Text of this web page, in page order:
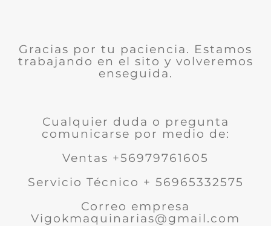
Gracias por tu paciencia. Estamos
trabajando en el sito y volveremos
enseguida.
Cualquier duda o pregunta
comunicarse por medio de:
Ventas +56979761605
Servicio Técnico + 56965332575
Correo empresa
Vigokmaquinarias@gmail.com